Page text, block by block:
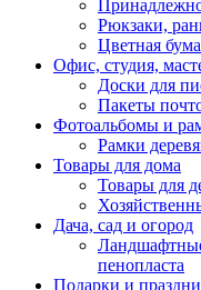
Рюкзаки,
Цветная
Офис, студия,
Доски для
Пакеты
Фотоальбомы и
Рамки
Товары для дома
Товары для
Дача, сад и огород
пенопласта
Подарки и